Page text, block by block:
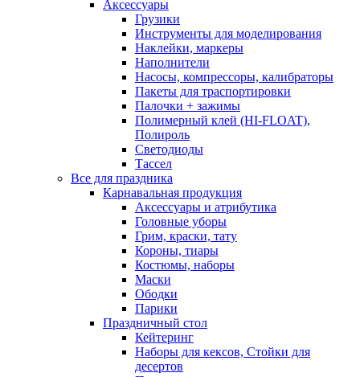
Аксессуары
Грузики
Инструменты для моделирования
Наклейки, маркеры
Наполнители
Насосы, компрессоры, калибраторы
Пакеты для траспортировки
Палочки + зажимы
Полимерный клей (HI-FLOAT),
Полироль
Светодиоды
Тассел
Все для праздника
Карнавальная продукция
Аксессуары и атрибутика
Головные уборы
Грим, краски, тату
Короны, тиары
Костюмы, наборы
Маски
Ободки
Парики
Праздничный стол
Кейтеринг
Наборы для кексов, Стойки для
десертов